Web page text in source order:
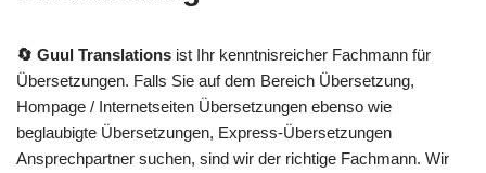
🔄 Guul Translations ist Ihr kenntnisreicher Fachmann für
Übersetzungen. Falls Sie auf dem Bereich Übersetzung,
Hompage / Internetseiten Übersetzungen ebenso wie
beglaubigte Übersetzungen, Express-Übersetzungen
Ansprechpartner suchen, sind wir der richtige Fachmann. Wir